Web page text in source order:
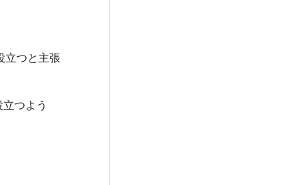
立つと主張
つよう